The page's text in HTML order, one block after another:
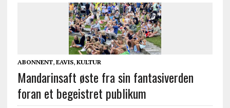
ABONNENT, EAVIS, KULTUR
Mandarinsaft øste fra sin fantasiverden
foran et begeistret publikum